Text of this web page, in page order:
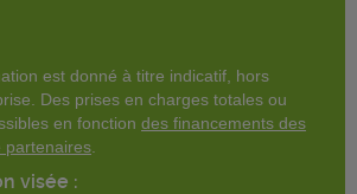
est donné à titre indicatif, hors
Des prises en charges totales ou
en fonction des financements des
partenaires
visée :